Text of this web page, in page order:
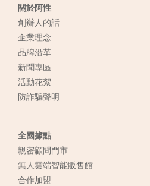
關於阿性
創辦人的話
企業理念
品牌沿革
新聞專區
活動花絮
防詐騙聲明
全國據點
親密顧問門市
無人雲端智能販售館
合作加盟